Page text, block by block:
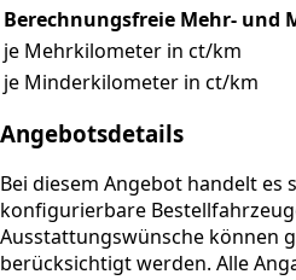
Berechnungsfreie Mehr- und
je Mehrkilometer in ct/km
je Minderkilometer in ct/km
Angebotsdetails
Bei diesem Angebot handelt es
konfigurierbare
Ausstattungswünsche können
berücksichtigt werden. Alle